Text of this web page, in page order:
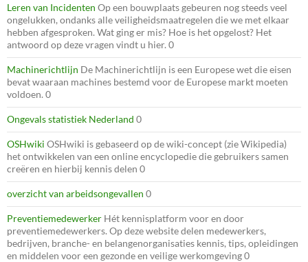
Leren van Incidenten Op een bouwplaats gebeuren nog steeds veel
ongelukken, ondanks alle veiligheidsmaatregelen die we met elkaar
hebben afgesproken. Wat ging er mis? Hoe is het opgelost? Het
antwoord op deze vragen vindt u hier. 0
Machinerichtlijn De Machinerichtlijn is een Europese wet die eisen
bevat waaraan machines bestemd voor de Europese markt moeten
voldoen. 0
Ongevals statistiek Nederland 0
OSHwiki OSHwiki is gebaseerd op de wiki-concept (zie Wikipedia)
het ontwikkelen van een online encyclopedie die gebruikers samen
creëren en hierbij kennis delen 0
overzicht van arbeidsongevallen 0
Preventiemedewerker Hét kennisplatform voor en door
preventiemedewerkers. Op deze website delen medewerkers,
bedrijven, branche- en belangenorganisaties kennis, tips, opleidingen
en middelen voor een gezonde en veilige werkomgeving 0